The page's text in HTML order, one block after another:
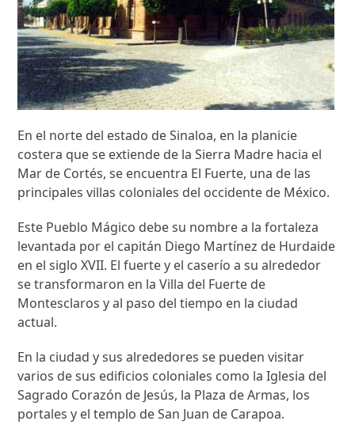
En el norte del estado de Sinaloa, en la planicie
costera que se extiende de la Sierra Madre hacia el
Mar de Cortés, se encuentra El Fuerte, una de las
principales villas coloniales del occidente de México.
Este Pueblo Mágico debe su nombre a la fortaleza
levantada por el capitán Diego Martínez de Hurdaide
en el siglo XVII. El fuerte y el caserío a su alrededor
se transformaron en la Villa del Fuerte de
Montesclaros y al paso del tiempo en la ciudad
actual.
En la ciudad y sus alrededores se pueden visitar
varios de sus edificios coloniales como la Iglesia del
Sagrado Corazón de Jesús, la Plaza de Armas, los
portales y el templo de San Juan de Carapoa.